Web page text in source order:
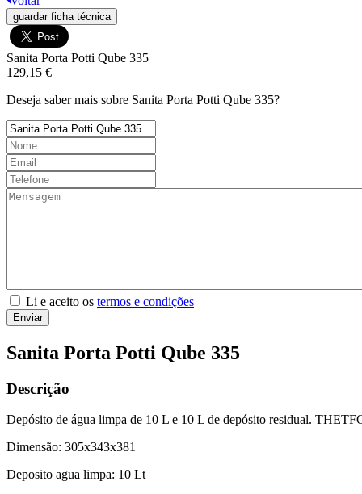
guardar ficha técnica
Sanita Porta Potti Qube 335
129,15 €
Deseja saber mais sobre Sanita Porta Potti Qube 335?
Li e aceito os termos e condições
Enviar
Sanita Porta Potti Qube 335
Descrição
Depósito de água limpa de 10 L e 10 L de depósito residual.
Dimensão: 305x343x381
Deposito agua limpa: 10 Lt